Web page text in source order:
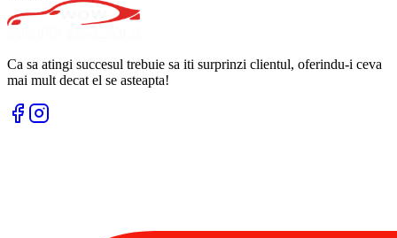
Ca sa atingi succesul trebuie sa iti surprinzi clientul, oferindu-i ceva
mai mult decat el se asteapta!